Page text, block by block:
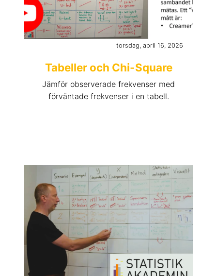
torsdag, april 16, 2026
Tabeller och Chi-Square
Jämför observerade frekvenser med
förväntade frekvenser i en tabell.